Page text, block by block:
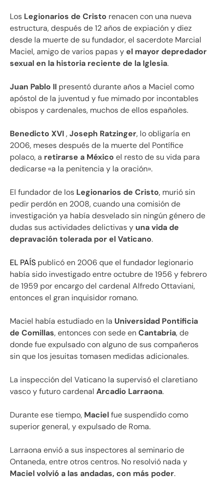
Los Legionarios de Cristo renacen con una nueva
estructura, después de 12 años de expiación y diez
desde la muerte de su fundador, el sacerdote Marcial
Maciel, amigo de varios papas yel mayor depredador
sexual en la historia reciente de la Iglesia.
Juan Pablo II presentó durante años a Maciel como
apóstol de la juventud y fue mimado por incontables
obispos y cardenales, muchos de ellos españoles.
Benedicto XVI,Joseph Ratzinger, lo obligaría en
2006, meses después de la muerte del Pontífice
polaco, a retirarse a México el resto de su vida para
dedicarse «a la penitencia y la oración».
El fundador de los Legionarios de Cristo, murió sin
pedir perdón en 2008, cuando una comisión de
investigación ya había desvelado sin ningún género de
dudas sus actividades delictivas y una vida de
depravación tolerada por el Vaticano.
EL PAÍS publicó en 2006 que el fundador legionario
había sido investigadoentre octubre de 1956 y febrero
de 1959 por encargo del cardenal Alfredo Ottaviani,
entonces el gran inquisidor romano.
Maciel había estudiado en la Universidad Pontificia
de Comillas, entonces con sede enCantabria, de
donde fue expulsado con alguno de sus compañeros
sin que los jesuitas tomasen medidas adicionales.
La inspección del Vaticano la supervisó el claretiano
vasco y futuro cardenal Arcadio Larraona.
Durante ese tiempo, Macielfue suspendido como
superior general, y expulsado de Roma.
Larraona envió a sus inspectores al seminario de
Ontaneda, entre otros centros. No resolvió nada y
Maciel volvió a las andadas, con más poder.